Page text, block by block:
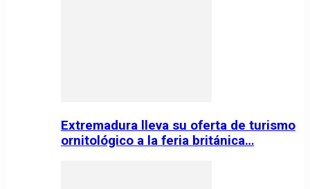
Extremadura lleva su oferta de turismo
ornitológico a la feria británica…